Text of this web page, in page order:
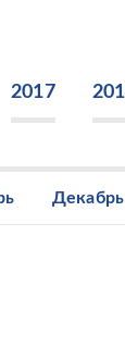
2017
Декабрь